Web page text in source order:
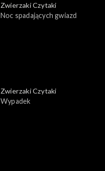
Zwierzaki Czytaki
Noc spadających gwiazd
Zwierzaki Czytaki
Wypadek